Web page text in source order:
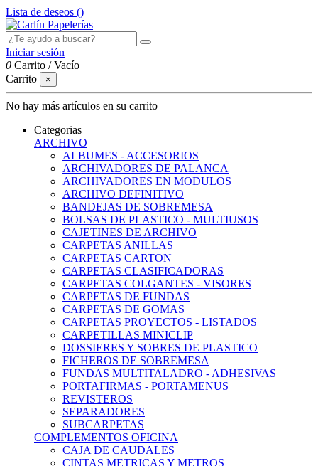
Lista de deseos ()
Iniciar sesión
0 Carrito /Vacío
Carrito
×
No hay más artículos en su carrito
Categorias
ARCHIVO
ALBUMES - ACCESORIOS
ARCHIVADORES DE PALANCA
ARCHIVADORES EN MODULOS
ARCHIVO DEFINITIVO
BANDEJAS DE SOBREMESA
BOLSAS DE PLASTICO - MULTIUSOS
CAJETINES DE ARCHIVO
CARPETAS ANILLAS
CARPETAS CARTON
CARPETAS CLASIFICADORAS
CARPETAS COLGANTES - VISORES
CARPETAS DE FUNDAS
CARPETAS DE GOMAS
CARPETAS PROYECTOS - LISTADOS
CARPETILLAS MINICLIP
DOSSIERES Y SOBRES DE PLASTICO
FICHEROS DE SOBREMESA
FUNDAS MULTITALADRO - ADHESIVAS
PORTAFIRMAS - PORTAMENUS
REVISTEROS
SEPARADORES
SUBCARPETAS
COMPLEMENTOS OFICINA
CAJA DE CAUDALES
CINTAS METRICAS Y METROS